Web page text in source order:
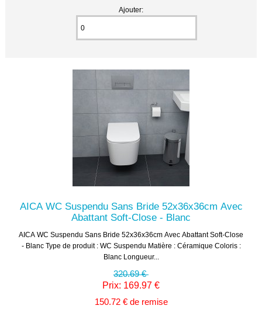
Ajouter:
AICA WC Suspendu Sans Bride 52x36x36cm Avec
Abattant Soft-Close - Blanc
AICA WC Suspendu Sans Bride 52x36x36cm Avec Abattant Soft-Close
- Blanc Type de produit : WC Suspendu Matière : Céramique Coloris :
Blanc Longueur...
320.69 €
Prix: 169.97 €
150.72 € de remise